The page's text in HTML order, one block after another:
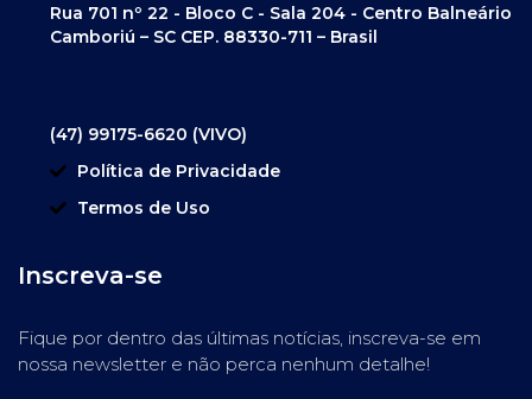
Rua 701 nº 22 - Bloco C - Sala 204 - Centro Balneário
Camboriú – SC CEP. 88330-711 – Brasil
(47) 99175-6620 (VIVO)
Política de Privacidade
Termos de Uso
Inscreva-se
Fique por dentro das últimas notícias, inscreva-se em
nossa newsletter e não perca nenhum detalhe!